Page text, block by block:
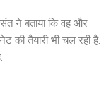
ने बताया कि वह और
की तैयारी भी चल रही है.